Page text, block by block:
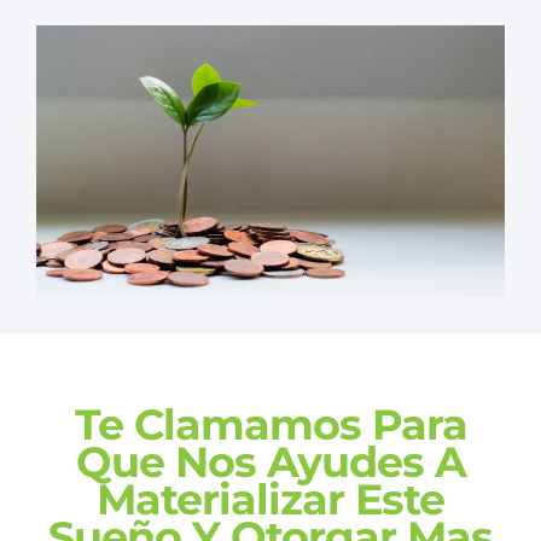
Te Clamamos Para
Que Nos Ayudes A
Materializar Este